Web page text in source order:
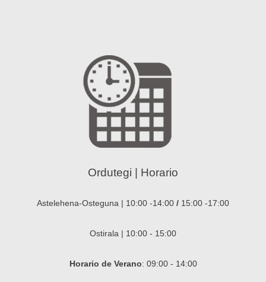
Ordutegi | Horario
Astelehena-Osteguna | 10:00 -14:00 / 15:00 -17:00
Ostirala | 10:00 - 15:00
Horario de Verano: 09:00 - 14:00